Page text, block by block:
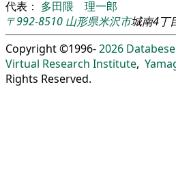
代表： 多田隈 理一郎
〒992-8510 山形県米沢市城南4丁
Copyright ©1996-2026
Virtual Research Institute,
Rights Reserved.